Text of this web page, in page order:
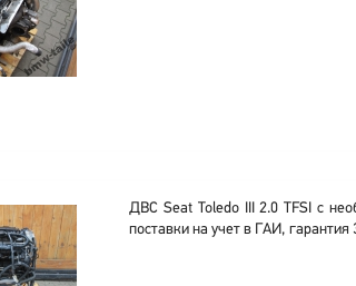
ДВС Seat Toledo III 2.0 TFSI с
поставки на учет в ГАИ, гарантия